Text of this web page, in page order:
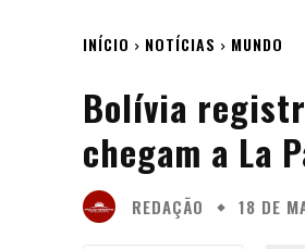
INÍCIO NOTÍCIAS MUNDO
Bolívia
chegam a La
REDAÇÃO 18 DE